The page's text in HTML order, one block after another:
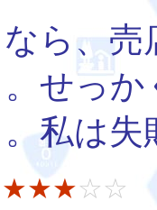
ら、売
せっ
私は
★★★☆☆